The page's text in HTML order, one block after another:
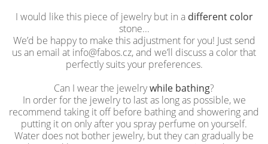
I would like this piece of jewelry but in a different color
stone...
We’d be happy to make this adjustment for you! Just send
us an email at info@fabos.cz, and we’ll discuss a color that
perfectly suits your preferences.
Can I wear the jewelrywhile bathing?
In order for the jewelry to last as long as possible, we
recommend taking it off before bathing and showering and
putting it on only after you spray perfume on yourself.
Water does not bother jewelry, but they can gradually be